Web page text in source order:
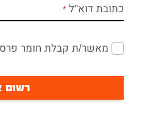
כתובת דוא"ל
מאשר/ת קבלת חומר
רשום